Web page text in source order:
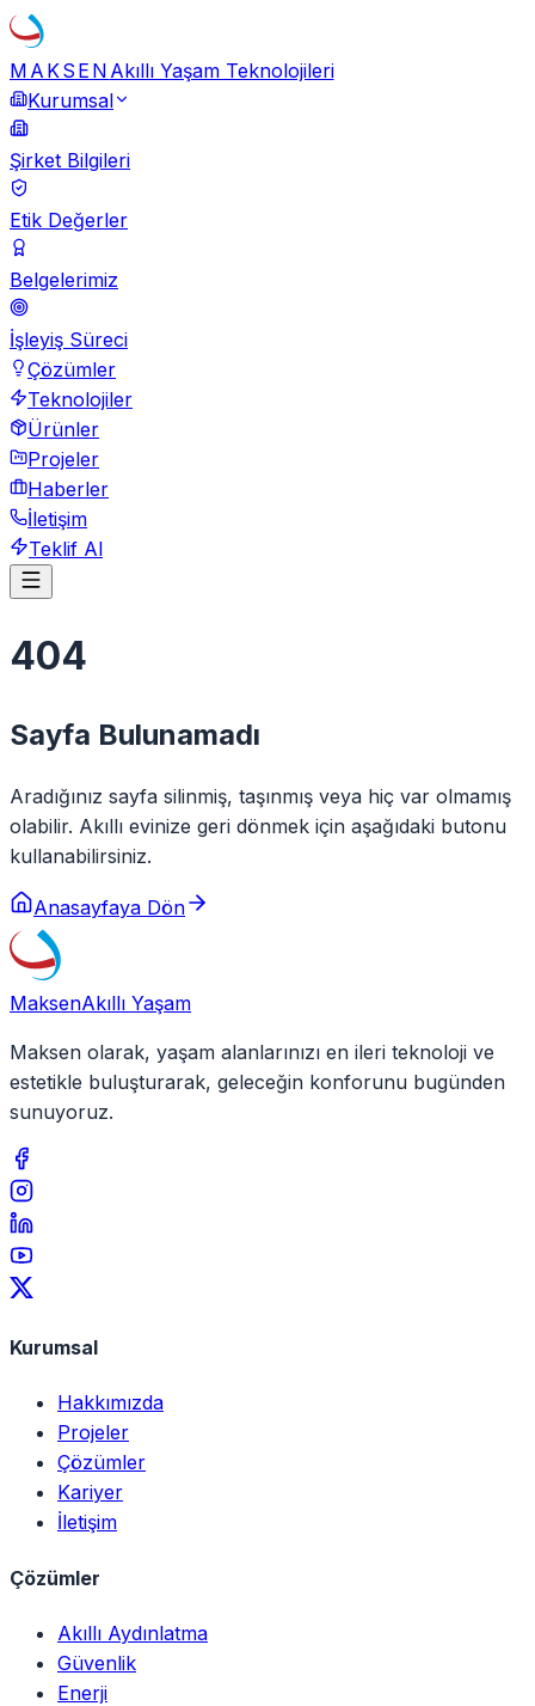
MAKSEN Akıllı Yaşam Teknolojileri
Kurumsal
Şirket Bilgileri
Etik Değerler
Belgelerimiz
İşleyiş Süreci
Çözümler
Teknolojiler
Ürünler
Projeler
Haberler
İletişim
Teklif Al
404
Sayfa Bulunamadı
Aradığınız sayfa silinmiş, taşınmış veya hiç var olmamış
olabilir. Akıllı evinize geri dönmek için aşağıdaki butonu
kullanabilirsiniz.
Anasayfaya Dön
MaksenAkıllı Yaşam
Maksen olarak, yaşam alanlarınızı en ileri teknoloji ve
estetikle buluşturarak, geleceğin konforunu bugünden
sunuyoruz.
Kurumsal
Hakkımızda
Projeler
Çözümler
Kariyer
İletişim
Çözümler
Akıllı Aydınlatma
Güvenlik
Enerji